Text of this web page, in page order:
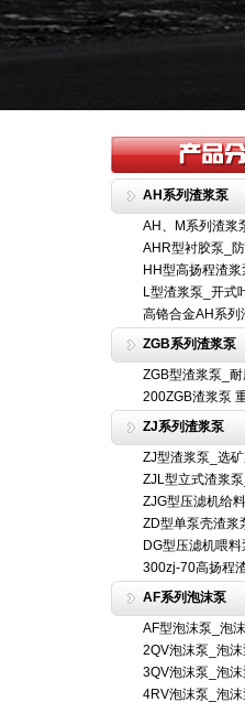
AH系列渣浆泵
AH、M系列渣浆
AHR型衬胶泵_
HH型高扬程渣
L型渣浆泵_开式
高铬合金AH系列
ZGB系列渣浆泵
ZGB型渣浆泵_
200ZGB渣浆泵
ZJ系列渣浆泵
ZJ型渣浆泵_选
ZJL型立式渣浆
ZJG型压滤机给
ZD型单泵壳渣浆
DG型压滤机喂料
300zj-70高扬程
AF系列泡沫泵
AF型泡沫泵_泡
2QV泡沫泵_泡沫
3QV泡沫泵_泡
4RV泡沫泵_泡